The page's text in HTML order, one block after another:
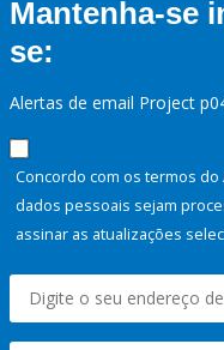
Mantenha-se
se:
Alertas de email Project
Concordo com os termos
dados pessoais sejam
assinar as atualizações